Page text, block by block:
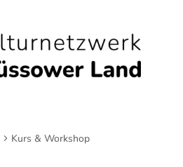
Kurs & Workshop